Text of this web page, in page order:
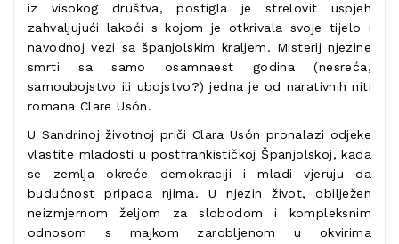
iz visokog društva, postigla je strelovit uspjeh
zahvaljujući lakoći s kojom je otkrivala svoje tijelo i
navodnoj vezi sa španjolskim kraljem. Misterij njezine
smrti sa samo osamnaest godina (nesreća,
samoubojstvo ili ubojstvo?) jedna je od narativnih niti
romana Clare Usón.
U Sandrinoj životnoj priči Clara Usón pronalazi odjeke
vlastite mladosti u postfrankističkoj Španjolskoj, kada
se zemlja okreće demokraciji i mladi vjeruju da
budućnost pripada njima. U njezin život, obilježen
neizmjernom željom za slobodom i kompleksnim
odnosom s majkom zarobljenom u okvirima